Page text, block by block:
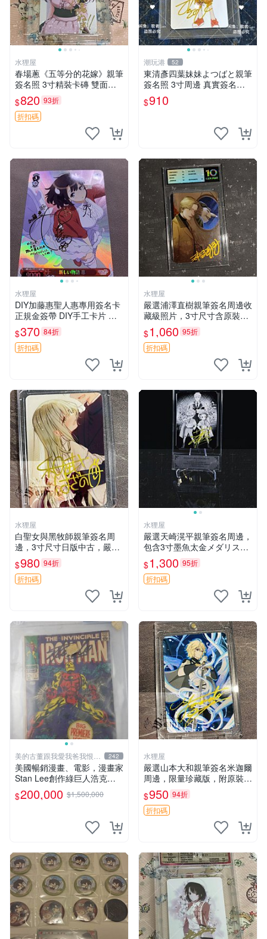
水狸屋
春場蔥《五等分的花嫁》親筆
簽名照 3寸精裝卡磚 雙面收
藏相框 親簽限量周邊 收藏推
薦 花嫁相片 現象級漫改 相框
收藏 周邊精品
$820 93折
折扣碼
潮玩港 52
東清彥四葉妹妹よつばと親筆
簽名照 3寸周邊 真實簽名收
藏品 相框相紙包裝 よつばと
四葉妹妹 東清彥
$910
水狸屋
DIY加藤惠聖人惠專用簽名卡
正規金簽帶 DIY手工卡片 不
同於市售版本 卡片尺寸嚴選1
00mm 原創設計無返修 聖人
惠 簽名卡 加藤惠
$370 84折
折扣碼
水狸屋
嚴選浦澤直樹親筆簽名周邊收
藏級照片，3寸尺寸含原裝卡
磚 中古國現發 3寸 大小 照片
$1,060 95折
折扣碼
水狸屋
白聖女與黑牧師親筆簽名周
邊，3寸尺寸日版中古，嚴選
初瑕默認含原裝卡磚。快速發
貨僅存數量稀少。 和武葉佐
乃 規格 和武はざの 白聖女與
$980 94折
折扣碼
水狸屋
嚴選天崎滉平親筆簽名周邊，
包含3寸墨魚太金メダリスト
照片，附原裝卡磚與專用盒
裝，收藏推薦 天崎滉平 紙質
時尚 套裝
$1,300 95折
折扣碼
美的古董跟我愛我爸我恨壞
人
242
美國暢銷漫畫、電影，漫畫家
Stan Lee創作綠巨人浩克、
蜘蛛人、X戰警、鋼鐵人，鋼
鐵人是世界最有錢總裁拯救國
8鋼鐵人第一集簽名漫畫
$200,000 $1,500,000
水狸屋
嚴選山本大和親筆簽名米迦爾
周邊，限量珍藏版，附原裝卡
磚與精美裝裱。收藏家推薦，
品相完美好發，支持權威鑒
定。 百夜優一郎周邊 山本大
$950 94折
折扣碼